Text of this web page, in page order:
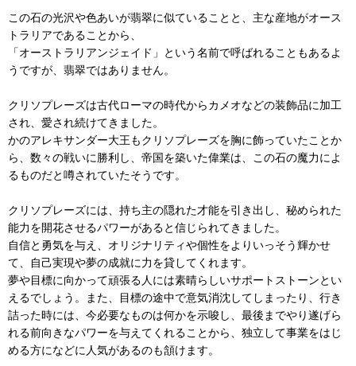
この石の光沢や色あいが翡翠に似ていることと、主な産地がオース
トラリアであることから、
「オーストラリアンジェイド」という名前で呼ばれることもあるよ
うですが、翡翠ではありません。
クリソプレーズは古代ローマの時代からカメオなどの装飾品に加工
され、愛され続けてきました。
かのアレキサンダー大王もクリソプレーズを胸に飾っていたことか
ら、数々の戦いに勝利し、帝国を築いた偉業は、この石の魔力によ
るものだと噂されていたそうです。
クリソプレーズには、持ち主の隠れた才能を引き出し、秘められた
能力を開花させるパワーがあると信じられてきました。
自信と勇気を与え、オリジナリティや個性をよりいっそう輝かせ
て、自己実現や夢の成就に力を貸してくれます。
夢や目標に向かって頑張る人には素晴らしいサポートストーンとい
えるでしょう。また、目標の途中で意気消沈してしまったり、行き
詰った時には、今必要なものは何かを示唆し、最後までやり遂げら
れる前向きなパワーを与えてくれることから、独立して事業をはじ
める方になどに人気があるのも頷けます。